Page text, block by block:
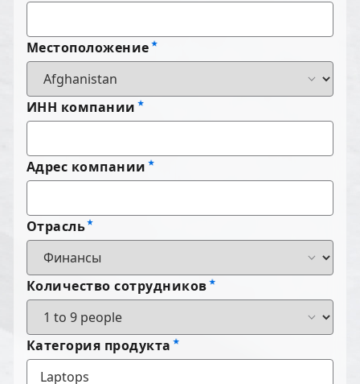
Местоположение
ИНН компании
Адрес компании
Отрасль
Количество сотрудников
Категория продукта